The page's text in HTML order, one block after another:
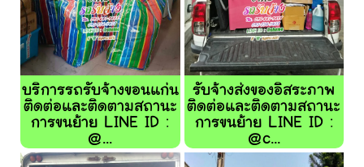
บริการรถรับจ้างขอนแก่น
ติดต่อและติดตามสถานะ
การขนย้าย LINE ID :
@...
รับจ้างส่งของอิสระภาพ
ติดต่อและติดตามสถานะ
การขนย้าย LINE ID :
@c...